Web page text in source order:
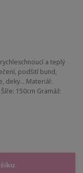
a teplý
podšití bund,
deky... Materiál:
150cm Gramáž: